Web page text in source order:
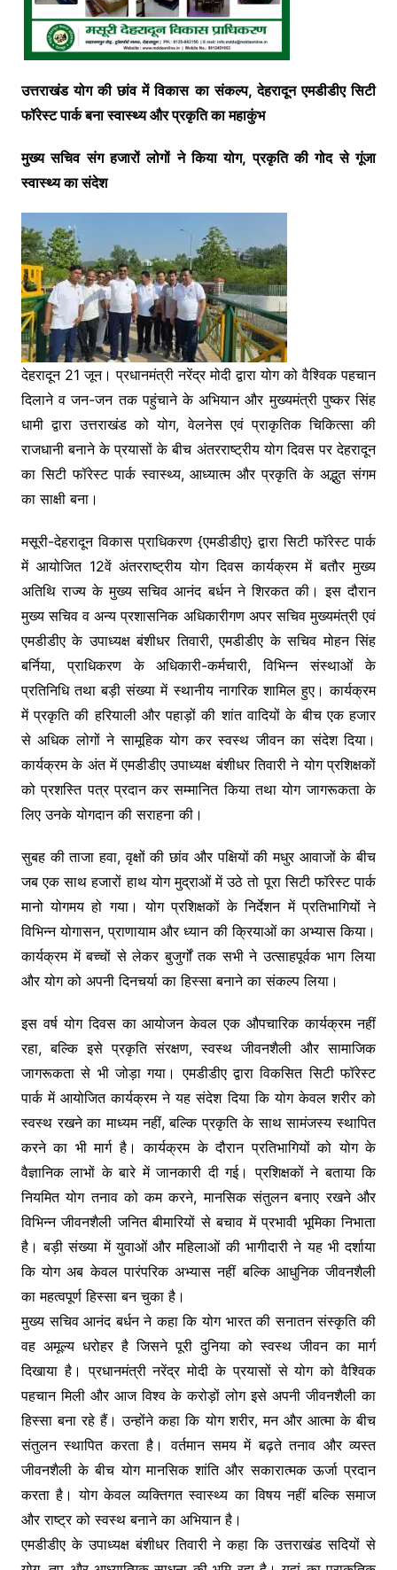
उत्तराखंड योग की छांव में विकास का संकल्प, देहरादून एमडीडीए सिटी
फॉरेस्ट पार्क बना स्वास्थ्य और प्रकृति का महाकुंभ
मुख्य सचिव संग हजारों लोगों ने किया योग, प्रकृति की गोद से गूंजा
स्वास्थ्य का संदेश
देहरादून 21 जून। प्रधानमंत्री नरेंद्र मोदी द्वारा योग को वैश्विक पहचान
दिलाने व जन-जन तक पहुंचाने के अभियान और मुख्यमंत्री पुष्कर सिंह
धामी द्वारा उत्तराखंड को योग, वेलनेस एवं प्राकृतिक चिकित्सा की
राजधानी बनाने के प्रयासों के बीच अंतरराष्ट्रीय योग दिवस पर देहरादून
का सिटी फॉरेस्ट पार्क स्वास्थ्य, आध्यात्म और प्रकृति के अद्भुत संगम
का साक्षी बना।
मसूरी-देहरादून विकास प्राधिकरण {एमडीडीए} द्वारा सिटी फॉरेस्ट पार्क
में आयोजित 12वें अंतरराष्ट्रीय योग दिवस कार्यक्रम में बतौर मुख्य
अतिथि राज्य के मुख्य सचिव आनंद बर्धन ने शिरकत की। इस दौरान
मुख्य सचिव व अन्य प्रशासनिक अधिकारीगण अपर सचिव मुख्यमंत्री एवं
एमडीडीए के उपाध्यक्ष बंशीधर तिवारी, एमडीडीए के सचिव मोहन सिंह
बर्निया, प्राधिकरण के अधिकारी-कर्मचारी, विभिन्न संस्थाओं के
प्रतिनिधि तथा बड़ी संख्या में स्थानीय नागरिक शामिल हुए। कार्यक्रम
में प्रकृति की हरियाली और पहाड़ों की शांत वादियों के बीच एक हजार
से अधिक लोगों ने सामूहिक योग कर स्वस्थ जीवन का संदेश दिया।
कार्यक्रम के अंत में एमडीडीए उपाध्यक्ष बंशीधर तिवारी ने योग प्रशिक्षकों
को प्रशस्ति पत्र प्रदान कर सम्मानित किया तथा योग जागरूकता के
लिए उनके योगदान की सराहना की।
सुबह की ताजा हवा, वृक्षों की छांव और पक्षियों की मधुर आवाजों के बीच
जब एक साथ हजारों हाथ योग मुद्राओं में उठे तो पूरा सिटी फॉरेस्ट पार्क
मानो योगमय हो गया। योग प्रशिक्षकों के निर्देशन में प्रतिभागियों ने
विभिन्न योगासन, प्राणायाम और ध्यान की क्रियाओं का अभ्यास किया।
कार्यक्रम में बच्चों से लेकर बुजुर्गों तक सभी ने उत्साहपूर्वक भाग लिया
और योग को अपनी दिनचर्या का हिस्सा बनाने का संकल्प लिया।
इस वर्ष योग दिवस का आयोजन केवल एक औपचारिक कार्यक्रम नहीं
रहा, बल्कि इसे प्रकृति संरक्षण, स्वस्थ जीवनशैली और सामाजिक
जागरूकता से भी जोड़ा गया। एमडीडीए द्वारा विकसित सिटी फॉरेस्ट
पार्क में आयोजित कार्यक्रम ने यह संदेश दिया कि योग केवल शरीर को
स्वस्थ रखने का माध्यम नहीं, बल्कि प्रकृति के साथ सामंजस्य स्थापित
करने का भी मार्ग है। कार्यक्रम के दौरान प्रतिभागियों को योग के
वैज्ञानिक लाभों के बारे में जानकारी दी गई। प्रशिक्षकों ने बताया कि
नियमित योग तनाव को कम करने, मानसिक संतुलन बनाए रखने और
विभिन्न जीवनशैली जनित बीमारियों से बचाव में प्रभावी भूमिका निभाता
है। बड़ी संख्या में युवाओं और महिलाओं की भागीदारी ने यह भी दर्शाया
कि योग अब केवल पारंपरिक अभ्यास नहीं बल्कि आधुनिक जीवनशैली
का महत्वपूर्ण हिस्सा बन चुका है।
मुख्य सचिव आनंद बर्धन ने कहा कि योग भारत की सनातन संस्कृति की
वह अमूल्य धरोहर है जिसने पूरी दुनिया को स्वस्थ जीवन का मार्ग
दिखाया है। प्रधानमंत्री नरेंद्र मोदी के प्रयासों से योग को वैश्विक
पहचान मिली और आज विश्व के करोड़ों लोग इसे अपनी जीवनशैली का
हिस्सा बना रहे हैं। उन्होंने कहा कि योग शरीर, मन और आत्मा के बीच
संतुलन स्थापित करता है। वर्तमान समय में बढ़ते तनाव और व्यस्त
जीवनशैली के बीच योग मानसिक शांति और सकारात्मक ऊर्जा प्रदान
करता है। योग केवल व्यक्तिगत स्वास्थ्य का विषय नहीं बल्कि समाज
और राष्ट्र को स्वस्थ बनाने का अभियान है।
एमडीडीए के उपाध्यक्ष बंशीधर तिवारी ने कहा कि उत्तराखंड सदियों से